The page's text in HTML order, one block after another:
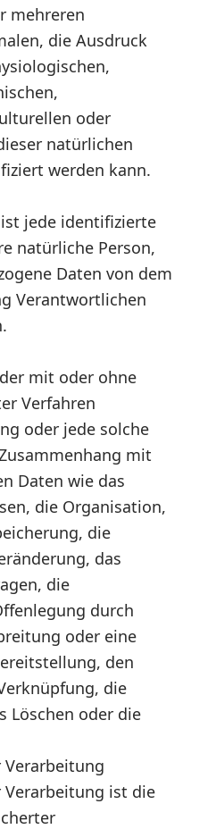
mehreren
die Ausdruck
oder
natürlichen
werden kann.
jede identifizierte
natürliche Person,
Daten von dem
Verantwortlichen
mit oder ohne
Verfahren
oder jede solche
mit
Daten wie das
die Organisation,
die
das
die
durch
oder eine
den
die
Löschen oder die
Verarbeitung
Verarbeitung ist die